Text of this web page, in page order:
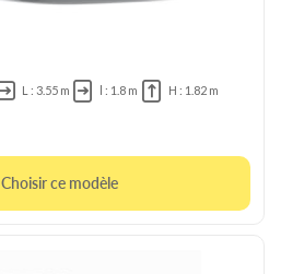
L : 3.55 m l : 1.8 m
H : 1.82 m
Choisir ce modèle